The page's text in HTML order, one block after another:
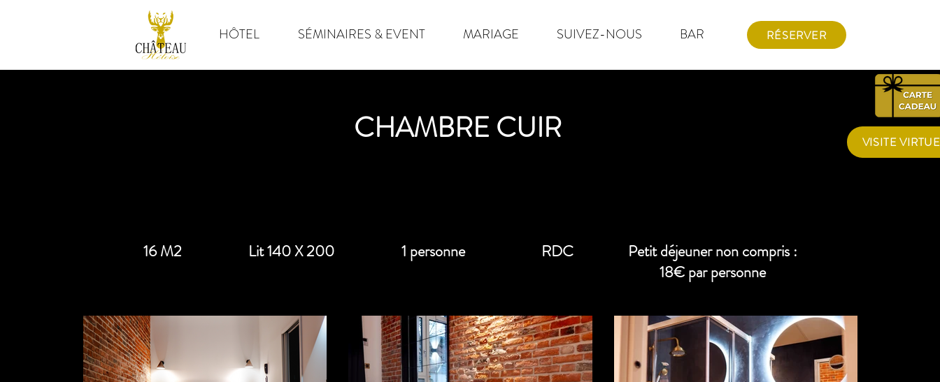
HÔTEL SÉMINAIRES & EVENT MARIAGE SUIVEZ-NOUS BAR RÉSERVER
VISITE
CHAMBRE CUIR
16 M2 Lit 140 X 200 1 personne RDC
Petit déjeuner non compris :
18€ par personne